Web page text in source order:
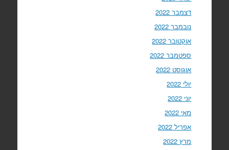
דצמבר 2022
נובמבר 2022
אוקטובר 2022
ספטמבר 2022
אוגוסט 2022
יולי 2022
יוני 2022
מאי 2022
אפריל 2022
מרץ 2022